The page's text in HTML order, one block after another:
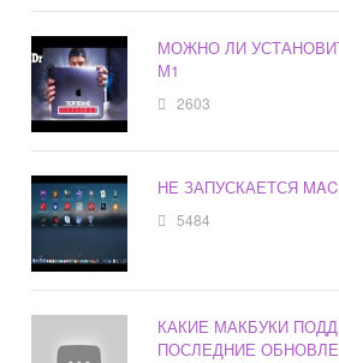
МОЖНО ЛИ
М1
2603
НЕ ЗАПУСКАЕТСЯ MAC
5484
КАКИЕ МАКБУКИ
ПОСЛЕДНИЕ